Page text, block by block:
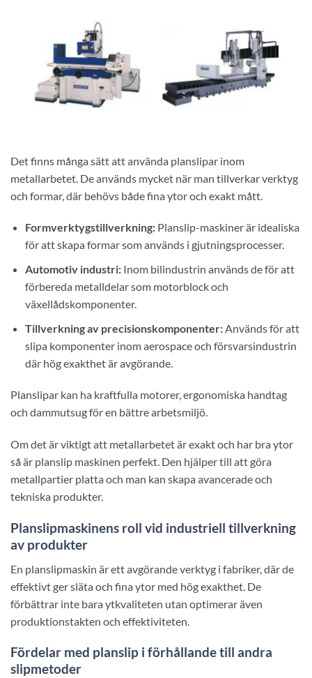
Det finns många sätt att använda planslipar inom
metallarbetet. De används mycket när man tillverkar verktyg
och formar, där behövs både fina ytor och exakt mått.
Formverktygstillverkning:Planslip-maskiner är idealiska
för att skapa formar som används i gjutningsprocesser.
Automotiv industri:Inom bilindustrin används de för att
förbereda metalldelar som motorblock och
växellådskomponenter.
Tillverkning av precisionskomponenter:Används för att
slipa komponenter inom aerospace och försvarsindustrin
där hög exakthet är avgörande.
Planslipar kan ha kraftfulla motorer, ergonomiska handtag
och dammutsug för en bättre arbetsmiljö.
Om det är viktigt att metallarbetet är exakt och har bra ytor
så är planslip maskinen perfekt. Den hjälper till att göra
metallpartier platta och man kan skapa avancerade och
tekniska produkter.
Planslipmaskinens roll vid industriell tillverkning
av produkter
En planslipmaskin är ett avgörande verktyg i fabriker, där de
effektivt ger släta och fina ytor med hög exakthet. De
förbättrar inte bara ytkvaliteten utan optimerar även
produktionstakten och effektiviteten.
Fördelar med planslip i förhållande till andra
slipmetoder